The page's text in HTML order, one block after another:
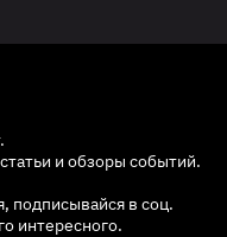
и обзоры событий.
подписывайся в соц.
интересного.